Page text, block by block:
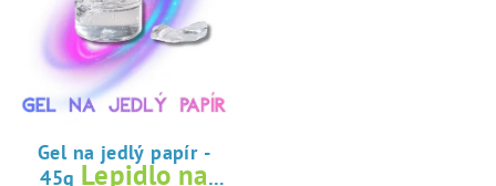
Gel na jedlý papír -
45g Lepidlo na